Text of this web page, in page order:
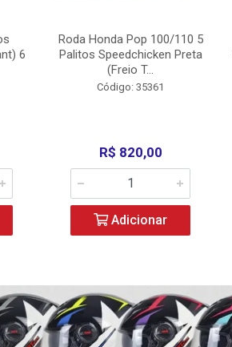
6
Roda Honda Pop 100/110 5
Palitos Speedchicken Preta
(Freio T...
Código: 35361
R$ 820,00
Adicionar